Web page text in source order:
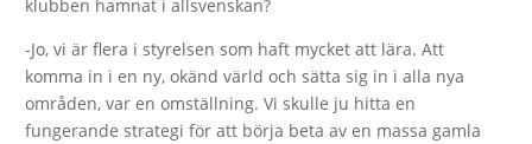
klubben hamnat i allsvenskan?
-Jo, vi är flera i styrelsen som haft mycket att lära. Att
komma in i en ny, okänd värld och sätta sig in i alla nya
områden, var en omställning. Vi skulle ju hitta en
fungerande strategi för att börja beta av en massa gamla